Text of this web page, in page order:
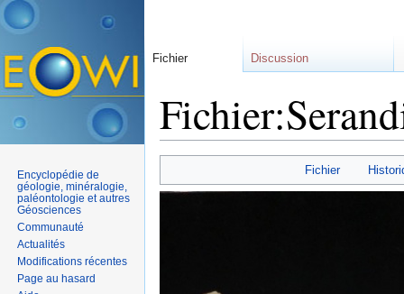
Fichier
Fichier Discussion
Encyclopédie de
géologie, minéralogie,
paléontologie et autres
Géosciences
Communauté
Actualités
Modifications récentes
Page au hasard